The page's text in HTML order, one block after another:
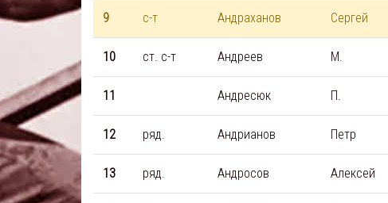
9 с-т Андраханов Сергей
10 ст. с-т Андреев М.
11 Андресюк П.
12 ряд. Андрианов Петр
13 ряд. Андросов Алексей